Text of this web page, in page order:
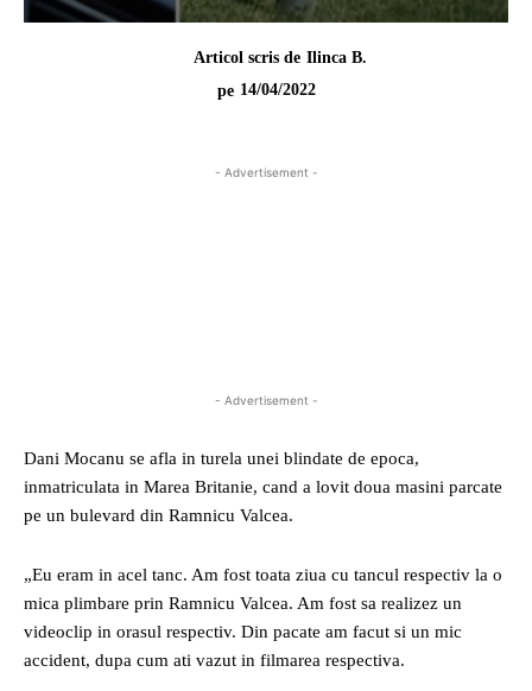
Articol scris de Ilinca B.
pe 14/04/2022
- Advertisement -
- Advertisement -
Dani Mocanu se afla in turela unei blindate de epoca,
inmatriculata in Marea Britanie, cand a lovit doua masini parcate
pe un bulevard din Ramnicu Valcea.
„Eu eram in acel tanc. Am fost toata ziua cu tancul respectiv la o
mica plimbare prin Ramnicu Valcea. Am fost sa realizez un
videoclip in orasul respectiv. Din pacate am facut si un mic
accident, dupa cum ati vazut in filmarea respectiva.